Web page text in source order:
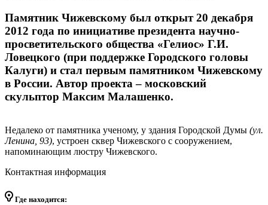
Памятник Чижевскому был открыт 20 декабря
2012 года по инициативе президента научно-
просветительского общества «Гелиос» Г.И.
Ловецкого (при поддержке Городского головы
Калуги) и стал первым памятником Чижевскому
в России. Автор проекта – московский
скульптор Максим Малашенко.
Недалеко от памятника ученому, у здания Городской Думы (ул.
Ленина, 93), устроен сквер Чижевского с сооружением,
напоминающим люстру Чижевского.
Контактная информация
Где находится: